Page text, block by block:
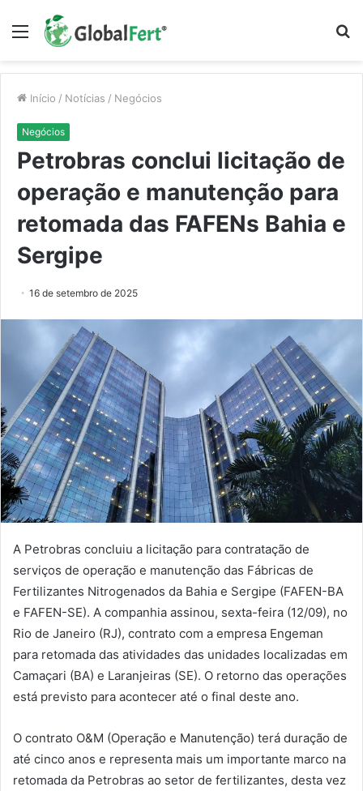
Menu
Início / Notícias / Negócios
Negócios
Petrobras conclui licitação de
operação e manutenção para
retomada das FAFENs Bahia e
Sergipe
16 de setembro de 2025
A Petrobras concluiu a licitação para contratação de
serviços de operação e manutenção das Fábricas de
Fertilizantes Nitrogenados da Bahia e Sergipe (FAFEN-BA
e FAFEN-SE). A companhia assinou, sexta-feira (12/09), no
Rio de Janeiro (RJ), contrato com a empresa Engeman
para retomada das atividades das unidades localizadas em
Camaçari (BA) e Laranjeiras (SE). O retorno das operações
está previsto para acontecer até o final deste ano.
O contrato O&M (Operação e Manutenção) terá duração de
até cinco anos e representa mais um importante marco na
retomada da Petrobras ao setor de fertilizantes, desta vez